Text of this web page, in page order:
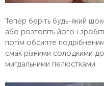
Тепер беріть будь-який
або розтопіть його і
потім обсипте
смак різними солодкими
мигдальними пелюстками.